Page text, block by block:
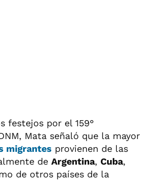
festejos por el 159°
Mata señaló que la mayor
migrantes provienen de las
de Argentina, Cuba,
de otros países de la